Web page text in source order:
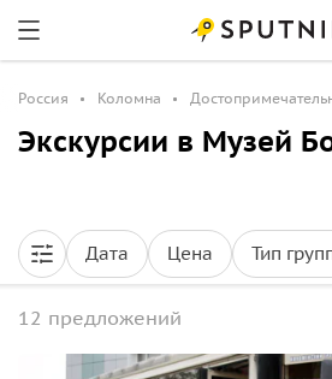
Россия Коломна
Экскурсии в Музей
Дата Цена Тип
12 предложений